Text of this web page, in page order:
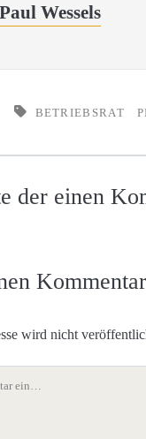
Paul Wessels
BETRIEBSRAT
der einen
Kommentar
wird nicht